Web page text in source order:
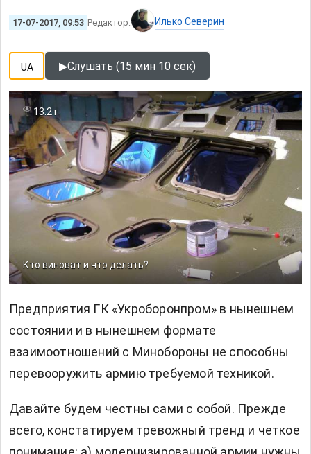
17-07-2017, 09:53 Редактор: Илько Северин
UA ▶Слушать (15 мин 10 сек)
Кто виноват и что делать?
13.2т
Предприятия ГК «Укроборонпром» в нынешнем
состоянии и в нынешнем формате
взаимоотношений с Минобороны не способны
перевооружить армию требуемой техникой.
Давайте будем честны сами с собой. Прежде
всего, констатируем тревожный тренд и четкое